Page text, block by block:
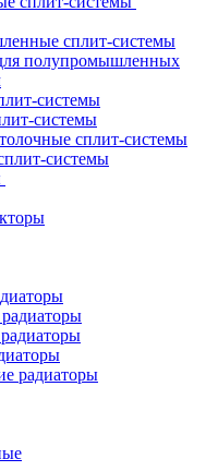
сплит-системы
полупромышленных
системы
системы
сплит-системы
системы
радиаторы